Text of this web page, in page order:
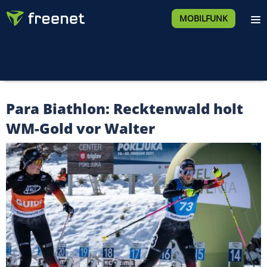
MOBILFUNK
Para Biathlon: Recktenwald holt
WM-Gold vor Walter